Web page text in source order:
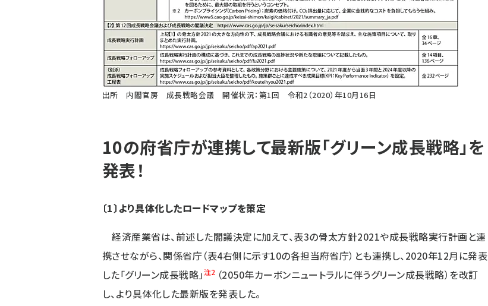
出所 内閣官房 成長戦略会議 開催状況：第1回 令和2（2020）年10月16日
10の府省庁が連携して最新版「グリーン成長戦略」を
発表！
〔1〕より具体化したロードマップを策定
経済産業省は、前述した閣議決定に加えて、表3の骨太方針2021や成長戦略実行計画と連
携させながら、関係省庁（表4右側に示す10の各担当府省庁）とも連携し、2020年12月に発表
した「グリーン成長戦略」注2 （2050年カーボンニュートラルに伴うグリーン成長戦略）を改訂
し、より具体化した最新版を発表した。